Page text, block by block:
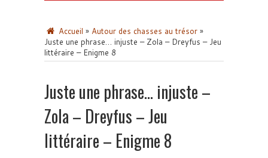
Accueil » Autour des chasses au trésor »
Juste une phrase… injuste – Zola – Dreyfus – Jeu
littéraire – Enigme 8
Juste une phrase… injuste –
Zola – Dreyfus – Jeu
littéraire – Enigme 8